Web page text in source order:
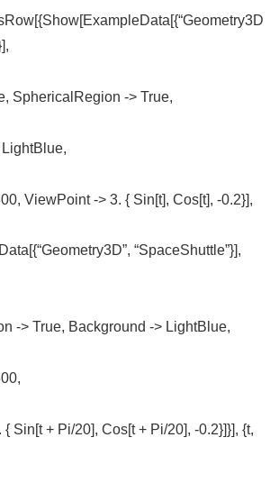
SphericalRegion -> True,
ViewPoint -> 3. { Sin[t], Cos[t], -0.2}],
“SpaceShuttle”}],
-> True, Background -> LightBlue,
Sin[t + Pi/20], Cos[t + Pi/20], -0.2}]}], {t,